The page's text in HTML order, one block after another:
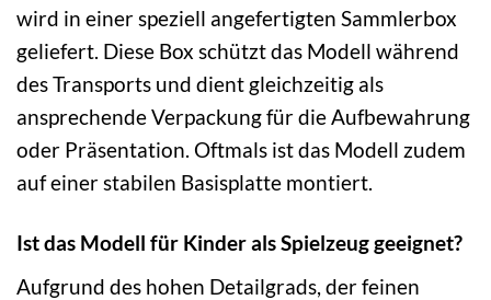
wird in einer speziell angefertigten Sammlerbox
geliefert. Diese Box schützt das Modell während
des Transports und dient gleichzeitig als
ansprechende Verpackung für die Aufbewahrung
oder Präsentation. Oftmals ist das Modell zudem
auf einer stabilen Basisplatte montiert.
Ist das Modell für Kinder als Spielzeug geeignet?
Aufgrund des hohen Detailgrads, der feinen